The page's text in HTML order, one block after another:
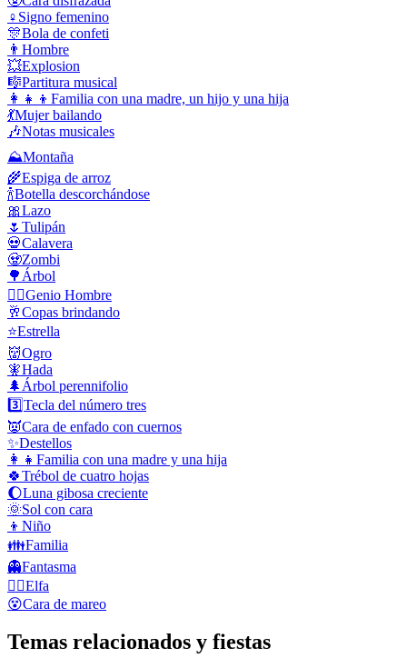
♀️ Signo femenino
🎊Bola de confeti
👨 Hombre
💥Explosion
🎼Partitura musical
👩‍👧‍👦 Familia con una madre, un hijo y una hija
💃Mujer bailando
🎶Notas musicales
⛰️Montaña
🌾Espiga de arroz
🍾Botella descorchándose
🎀Lazo
🌷 Tulipán
💀Calavera
🧟Zombi
🌳 Árbol
🧞‍♂️Genio Hombre
🥂Copas brindando
⭐Estrella
👹Ogro
🧚Hada
🌲 Árbol perennifolio
3️⃣Tecla del número tres
👿Cara de enfado con cuernos
✨Destellos
👩‍👧 Familia con una madre y una hija
🍀Trébol de cuatro hojas
🌔Luna gibosa creciente
🌞Sol con cara
👦 Niño
👪Familia
👻Fantasma
🧝‍♀️Elfa
😵Cara de mareo
Temas relacionados y fiestas